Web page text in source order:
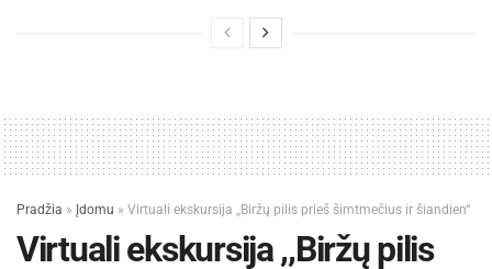
Pradžia » Įdomu » Virtuali ekskursija ,,Biržų pilis prieš šimtmečius ir šiandien“
Virtuali ekskursija ,,Biržų pilis